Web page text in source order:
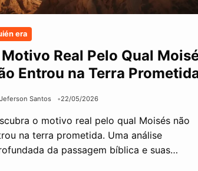
era
Motivo Real Pelo Qual
Entrou na Terra
Santos 22/05/2026
o motivo real pelo qual Moisés não
na terra prometida. Uma análise
da passagem bíblica e suas…